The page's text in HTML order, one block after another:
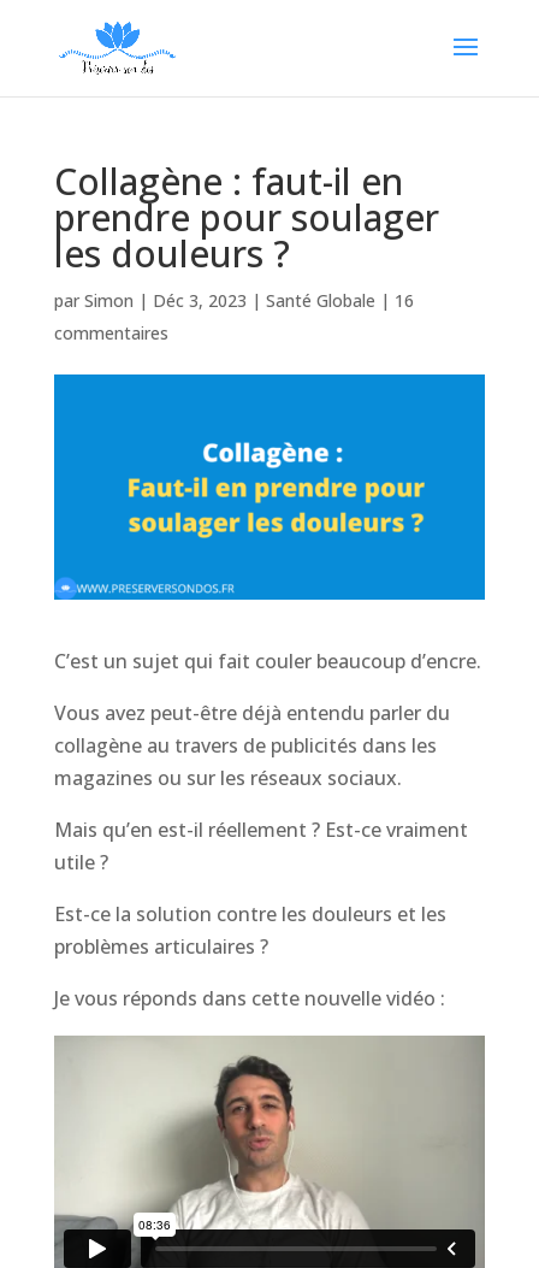
Collagène : faut-il en
prendre pour soulager
les douleurs ?
par Simon | Déc 3, 2023 | Santé Globale | 16
commentaires
C’est un sujet qui fait couler beaucoup d’encre.
Vous avez peut-être déjà entendu parler du
collagène au travers de publicités dans les
magazines ou sur les réseaux sociaux.
Mais qu’en est-il réellement ? Est-ce vraiment
utile ?
Est-ce la solution contre les douleurs et les
problèmes articulaires ?
Je vous réponds dans cette nouvelle vidéo :